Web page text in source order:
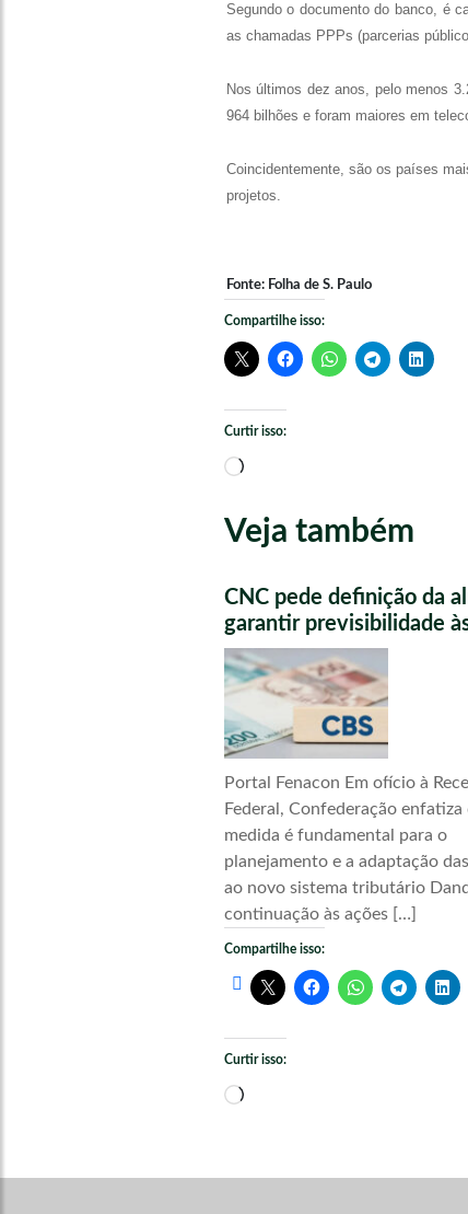
Segundo o documento do banco, é
as chamadas PPPs (parcerias
Nos últimos dez anos, pelo menos
964 bilhões e foram maiores em
Coincidentemente, são os países
projetos.
Fonte: Folha de S. Paulo
Compartilhe isso:
Curtir isso:
Carregando...
Veja também
CNC pede definição da
garantir previsibilidade
Portal Fenacon Em ofício à
Federal, Confederação enfatiza
medida é fundamental para o
planejamento e a adaptação
ao novo sistema tributário
continuação às ações […]
Compartilhe isso:
Curtir isso:
Carregando...